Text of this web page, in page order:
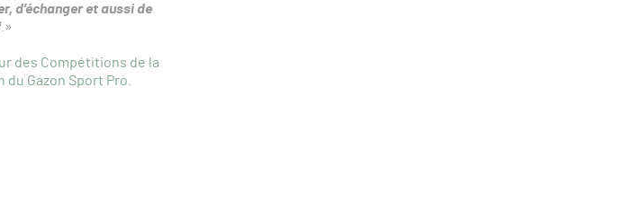
d’échanger et aussi de
.»
des Compétitions de la
du Gazon Sport Pro